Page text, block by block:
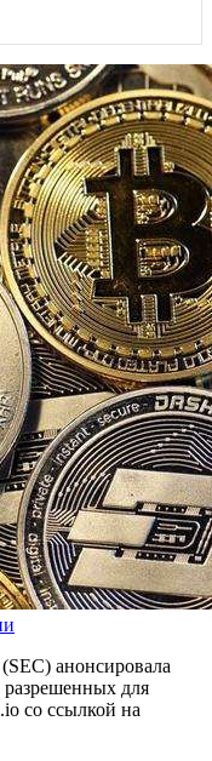
анонсировала
для
со ссылкой на